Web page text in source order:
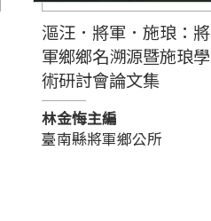
漚汪．將軍．施琅：將
軍鄉鄉名溯源暨施琅學
術研討會論文集
林金悔主編
臺南縣將軍鄉公所